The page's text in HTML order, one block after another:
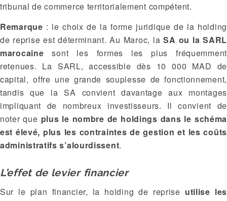
tribunal de commerce territorialement compétent.
Remarque : le choix de la forme juridique de la holding
de reprise est déterminant. Au Maroc, laSA ou la SARL
marocaine sont les formes les plus fréquemment
retenues. La SARL, accessible dès 10 000 MAD de
capital, offre une grande souplesse de fonctionnement,
tandis que la SA convient davantage aux montages
impliquant de nombreux investisseurs. Il convient de
noter que plus le nombre de holdings dans le schéma
est élevé, plus les contraintes de gestion et les coûts
administratifs s’alourdissent.
L’effet de levier financier
Sur le plan financier, la holding de reprise utilise les